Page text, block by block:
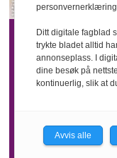
Ditt digitale fagblad
trykte bladet alltid
annonseplass. I
dine besøk på
kontinuerlig, slik at
Avvis alle